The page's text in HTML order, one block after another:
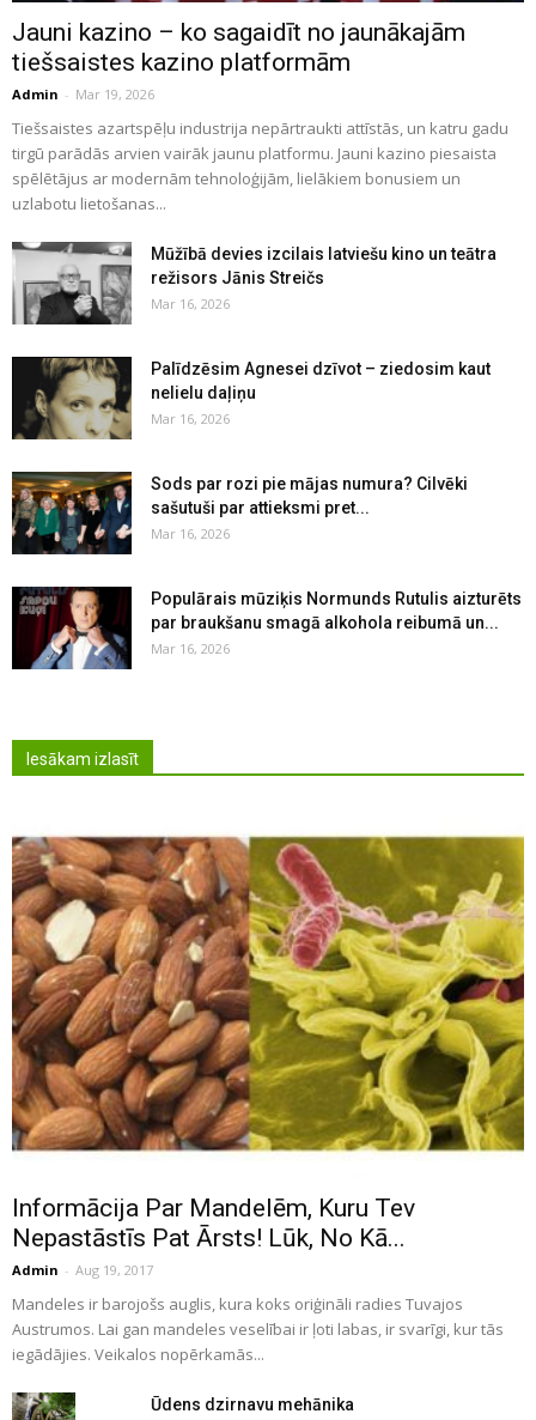
Jauni kazino – ko sagaidīt no jaunākajām
tiešsaistes kazino platformām
Admin - Mar 19, 2026
Tiešsaistes azartspēļu industrija nepārtraukti attīstās, un katru gadu
tirgū parādās arvien vairāk jaunu platformu. Jauni kazino piesaista
spēlētājus ar modernām tehnoloģijām, lielākiem bonusiem un
uzlabotu lietošanas...
Mūžībā devies izcilais latviešu kino un teātra
režisors Jānis Streičs
Mar 16, 2026
Palīdzēsim Agnesei dzīvot – ziedosim kaut
nelielu daļiņu
Mar 16, 2026
Sods par rozi pie mājas numura? Cilvēki
sašutuši par attieksmi pret...
Mar 16, 2026
Populārais mūziķis Normunds Rutulis aizturēts
par braukšanu smagā alkohola reibumā un...
Mar 16, 2026
Iesākam izlasīt
Informācija Par Mandelēm, Kuru Tev
Nepastāstīs Pat Ārsts! Lūk, No Kā...
Admin - Aug 19, 2017
Mandeles ir barojošs auglis, kura koks oriģināli radies Tuvajos
Austrumos. Lai gan mandeles veselībai ir ļoti labas, ir svarīgi, kur tās
iegādājies. Veikalos nopērkamās...
Ūdens dzirnavu mehānika